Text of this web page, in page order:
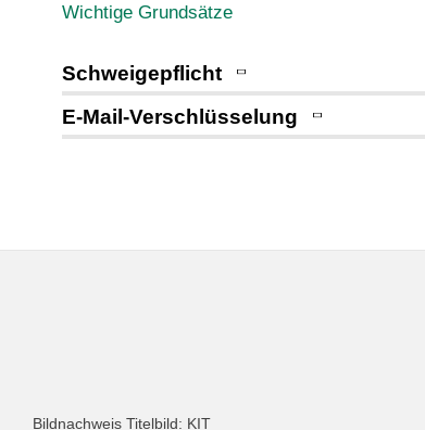
Wichtige Grundsätze
Schweigepflicht
E-Mail-Verschlüsselung
Bildnachweis Titelbild: KIT